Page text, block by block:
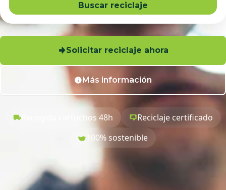
Buscar reciclaje
Solicitar reciclaje ahora
Más información
Recogida cartuchos 48h
Reciclaje certificado
100% sostenible